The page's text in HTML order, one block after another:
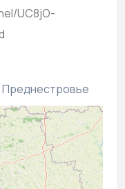
UC8jO-
Преднестровье